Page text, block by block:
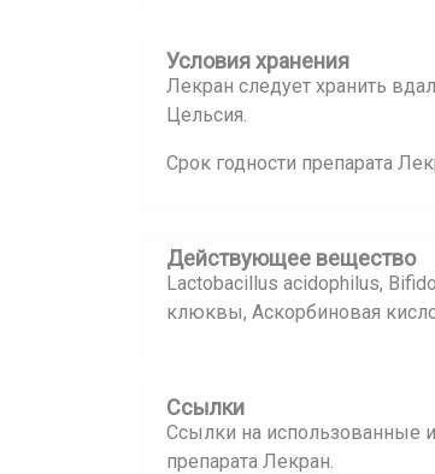
Условия хранения
Лекран следует хранить
Цельсия.
Срок годности препарата
Действующее вещество
Lactobacillus acidophilus,
клюквы, Аскорбиновая
Ссылки
Ссылки на использованные
препарата Лекран.